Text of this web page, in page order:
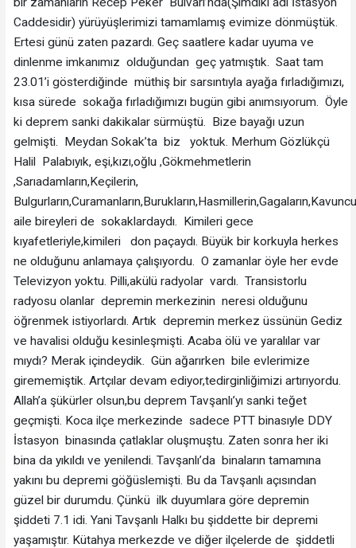
Caddesidir) yürüyüşlerimizi tamamlamış evimize dönmüştük.
Ertesi günü zaten pazardı. Geç saatlere kadar uyuma ve
dinlenme imkanımız olduğundan geç yatmıştık. Saat tam
23.01’i gösterdiğinde müthiş bir sarsıntıyla ayağa fırladığımızı,
kısa sürede sokağa fırladığımızı bugün gibi anımsıyorum. Öyle
ki deprem sanki dakikalar sürmüştü. Bize bayağı uzun
gelmişti. Meydan Sokak’ta biz yoktuk. Merhum Gözlükçü
Halil Palabıyık, eşi,kızı,oğlu ,Gökmehmetlerin
,Sarıadamların,Keçilerin,
aile bireyleri de sokaklardaydı. Kimileri gece
kıyafetleriyle,kimileri don paçaydı. Büyük bir korkuyla herkes
ne olduğunu anlamaya çalışıyordu. O zamanlar öyle her evde
Televizyon yoktu. Pilli,akülü radyolar vardı. Transistorlu
radyosu olanlar depremin merkezinin neresi olduğunu
öğrenmek istiyorlardı. Artık depremin merkez üssünün Gediz
ve havalisi olduğu kesinleşmişti. Acaba ölü ve yaralılar var
mıydı? Merak içindeydik. Gün ağarırken bile evlerimize
girememiştik. Artçılar devam ediyor,tedirginliğimizi artırıyordu.
Allah’a şükürler olsun,bu deprem Tavşanlı’yı sanki teğet
geçmişti. Koca ilçe merkezinde sadece PTT binasıyle DDY
İstasyon binasında çatlaklar oluşmuştu. Zaten sonra her iki
bina da yıkıldı ve yenilendi. Tavşanlı’da binaların tamamına
yakını bu depremi göğüslemişti. Bu da Tavşanlı açısından
güzel bir durumdu. Çünkü ilk duyumlara göre depremin
şiddeti 7.1 idi. Yani Tavşanlı Halkı bu şiddette bir depremi
yaşamıştır. Kütahya merkezde ve diğer ilçelerde de şiddetli